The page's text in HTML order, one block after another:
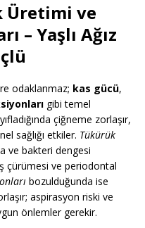
Üretimi ve
– Yaşlı Ağız
odaklanmaz; kas gücü,
gibi temel
çiğneme zorlaşır,
sağlığı etkiler. Tükürük
ve bakteri dengesi
çürümesi ve periodontal
bozulduğunda ise
aspirasyon riski ve
önlemler gerekir.